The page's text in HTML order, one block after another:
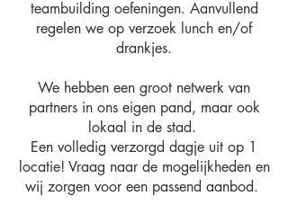
teambuilding oefeningen. Aanvullend
regelen we op verzoek lunch en/of
drankjes.
We hebben een groot netwerk van
partners in ons eigen pand, maar ook
lokaal in de stad.
Een volledig verzorgd dagje uit op 1
locatie! Vraag naar de mogelijkheden en
wij zorgen voor een passend aanbod.